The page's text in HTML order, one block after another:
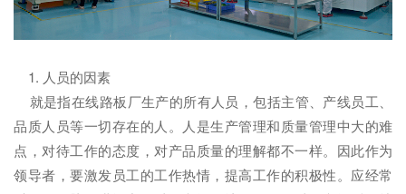
1. 人员的因素
就是指在线路板厂生产的所有人员，包括主管、产线员工、
品质人员等一切存在的人。人是生产管理和质量管理中大的难
点，对待工作的态度，对产品质量的理解都不一样。因此作为
领导者，要激发员工的工作热情，提高工作的积极性。应经常